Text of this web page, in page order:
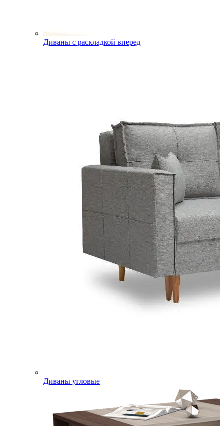
Диваны с раскладкой вперед
Диваны угловые